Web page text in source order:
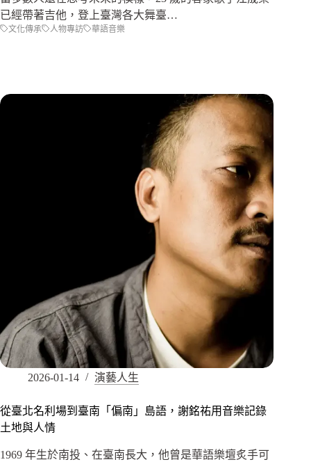
已經帶著吉他，登上臺灣各大舞臺…
文化傳承 人物專訪 華語音樂
2026-01-14 演藝人生
從臺北名利場到臺南「偏南」島語，謝銘祐用音樂記錄
土地與人情
1969 年生於南投、在臺南長大，他曾是華語樂壇炙手可